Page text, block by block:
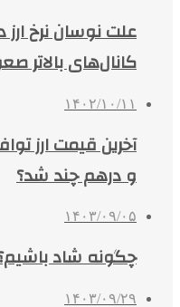
علت نوسان نرخ
کانال‌های بالاتر
۱۴۰۲/۱۰/۱۱
آخرین قیمت ارز
و درهم چند شد؟
۱۴۰۳/۰۹/۰۵
چگونه شاد
۱۴۰۳/۰۹/۲۹